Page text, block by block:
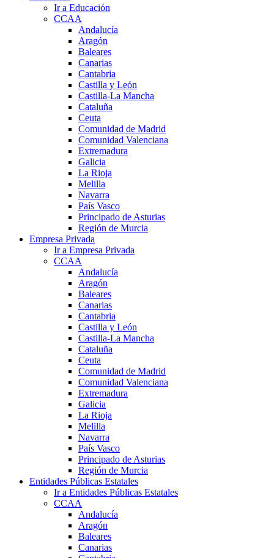
Ir a Educación
CCAA
Andalucía
Aragón
Baleares
Canarias
Cantabria
Castilla y León
Castilla-La Mancha
Cataluña
Ceuta
Comunidad de Madrid
Comunidad Valenciana
Extremadura
Galicia
La Rioja
Melilla
Navarra
País Vasco
Principado de Asturias
Región de Murcia
Empresa Privada
Ir a Empresa Privada
CCAA
Andalucía
Aragón
Baleares
Canarias
Cantabria
Castilla y León
Castilla-La Mancha
Cataluña
Ceuta
Comunidad de Madrid
Comunidad Valenciana
Extremadura
Galicia
La Rioja
Melilla
Navarra
País Vasco
Principado de Asturias
Región de Murcia
Entidades Públicas Estatales
Ir a Entidades Públicas Estatales
CCAA
Andalucía
Aragón
Baleares
Canarias